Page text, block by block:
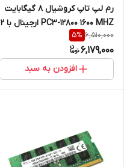
رم لپ تاپ کروشیال 8 گیگابایت
PC3-12800 1600 MHZ ارجینال با 2
سال گارانتی
6,510,000
5%
6,179,000
افزودن به سبد